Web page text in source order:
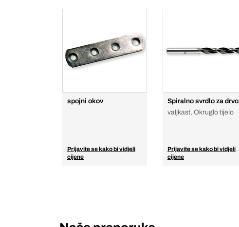
spojni okov
Prijavite se kako bi vidjeli
cijene
Spiralno svrdlo za drvo
valjkast, Okruglo tijelo
Prijavite se kako bi vidjeli
cijene